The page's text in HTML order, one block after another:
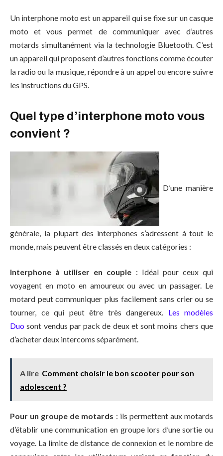
Un interphone moto est un appareil qui se fixe sur un casque
moto et vous permet de communiquer avec d’autres
motards simultanément via la technologie Bluetooth. C’est
un appareil qui proposent d’autres fonctions comme écouter
la radio ou la musique, répondre à un appel ou encore suivre
les instructions du GPS.
Quel type d’interphone moto vous
convient ?
D’une manière
générale, la plupart des interphones s’adressent à tout le
monde, mais peuvent être classés en deux catégories :
Interphone à utiliser en couple : Idéal pour ceux qui
voyagent en moto en amoureux ou avec un passager. Le
motard peut communiquer plus facilement sans crier ou se
tourner, ce qui peut être très dangereux. Les modèles
Duo sont vendus par pack de deux et sont moins chers que
d’acheter deux intercoms séparément.
A lire Comment choisir le bon scooter pour son
adolescent ?
Pour un groupe de motards : ils permettent aux motards
d’établir une communication en groupe lors d’une sortie ou
voyage. La limite de distance de connexion et le nombre de